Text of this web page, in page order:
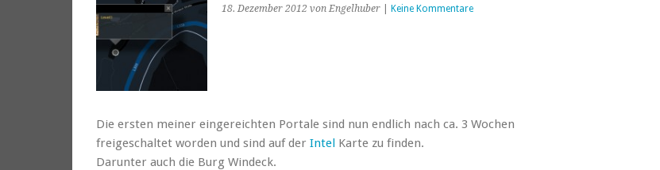
18. Dezember 2012 von Engelhuber| Keine Kommentare
Die ersten meiner eingereichten Portale sind nun endlich nach ca. 3 Wochen
freigeschaltet worden und sind auf der Intel Karte zu finden.
Darunter auch die Burg Windeck.